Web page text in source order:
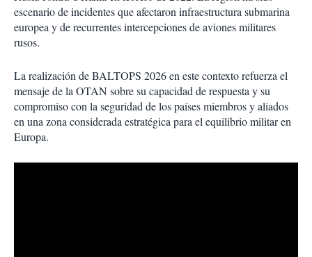
escenario de incidentes que afectaron infraestructura submarina
europea y de recurrentes intercepciones de aviones militares
rusos.
La realización de BALTOPS 2026 en este contexto refuerza el
mensaje de la OTAN sobre su capacidad de respuesta y su
compromiso con la seguridad de los países miembros y aliados
en una zona considerada estratégica para el equilibrio militar en
Europa.